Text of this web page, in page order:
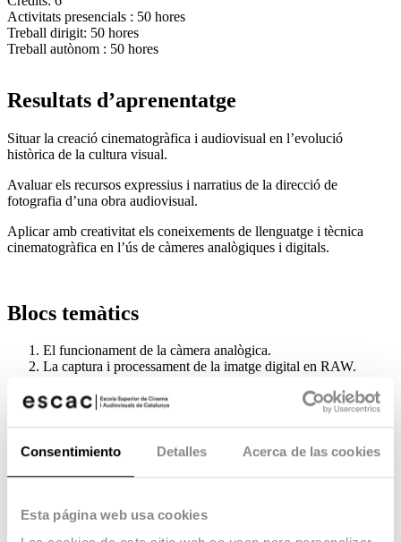
Consentimiento Detalles Acerca de las cookies
Esta página web usa cookies
Activitats presencials : 50 hores
Treball dirigit: 50 hores
Treball autònom : 50 hores
Resultats d’aprenentatge
Situar la creació cinematogràfica i audiovisual en l’evolució
històrica de la cultura visual.
Avaluar els recursos expressius i narratius de la direcció de
fotografia d’una obra audiovisual.
Aplicar amb creativitat els coneixements de llenguatge i tècnica
cinematogràfica en l’ús de càmeres analògiques i digitals.
Blocs temàtics
El funcionament de la càmera analògica.
La captura i processament de la imatge digital en RAW.
El positivat del negatiu de B/N.
Els orígens i el naixement de la fotografia.
Els avenços a la fotografia del S.XIX i els processos
fotogràfics antics.
digital.
La composició en fotografia. Lleis i regles fonamentals.
La captació d’imatges mitjançant una càmera: pel·lícules i